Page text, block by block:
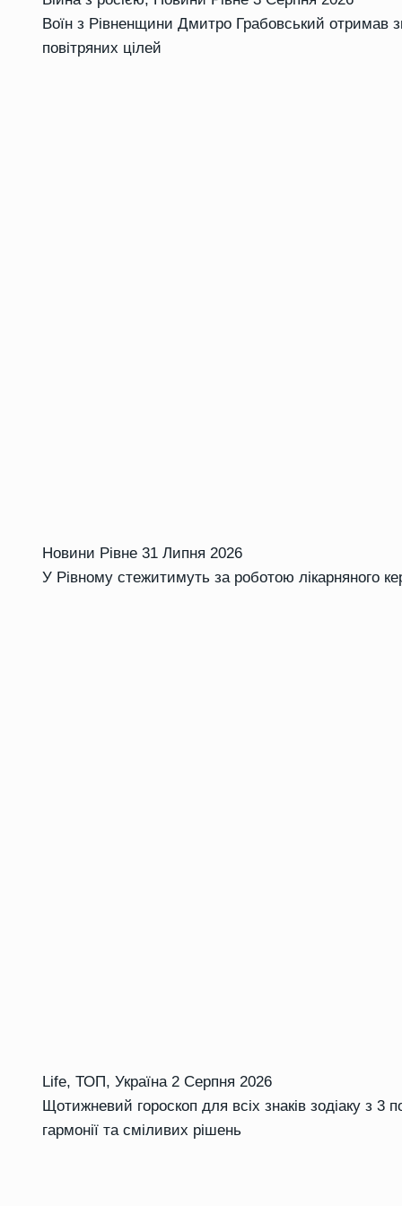
Воїн з Рівненщини Дмитро Грабовський отримав
повітряних цілей
Новини Рівне 31 Липня 2026
У Рівному стежитимуть за роботою лікарняного
Life, ТОП, Україна 2 Серпня 2026
Щотижневий гороскоп для всіх знаків зодіаку з 3
гармонії та сміливих рішень